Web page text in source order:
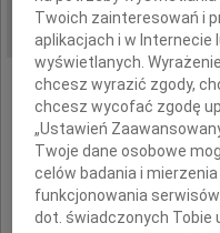
DATA EMISJI:
Twoich zainteresowań i
aplikacjach i w Internecie
wyświetlanych.
chcesz wyrazić zgody,
chcesz wycofać zgodę
„Ustawień
Twoje dane osobowe
celów badania i
funkcjonowania serwisów
dot. świadczonych Tobie